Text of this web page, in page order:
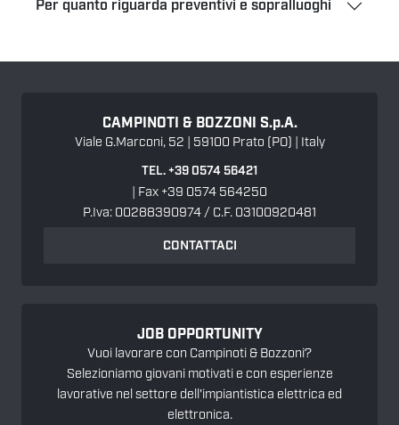
Per quanto riguarda preventivi e sopralluoghi
CAMPINOTI & BOZZONI S.p.A.
Viale G.Marconi, 52 | 59100 Prato (PO) | Italy
TEL. +39 0574 56421
| Fax +39 0574 564250
P.Iva: 00288390974 / C.F. 03100920481
CONTATTACI
JOB OPPORTUNITY
Vuoi lavorare con Campinoti & Bozzoni?
Selezioniamo giovani motivati e con esperienze
lavorative nel settore dell'impiantistica elettrica ed
elettronica.